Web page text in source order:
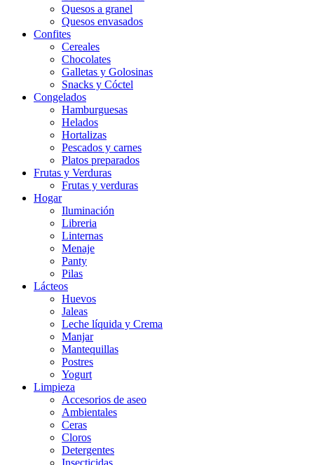
Quesos a granel
Quesos envasados
Confites
Cereales
Chocolates
Galletas y Golosinas
Snacks y Cóctel
Congelados
Hamburguesas
Helados
Hortalizas
Pescados y carnes
Platos preparados
Frutas y Verduras
Frutas y verduras
Hogar
Iluminación
Libreria
Linternas
Menaje
Panty
Pilas
Lácteos
Huevos
Jaleas
Leche líquida y Crema
Manjar
Mantequillas
Postres
Yogurt
Limpieza
Accesorios de aseo
Ambientales
Ceras
Cloros
Detergentes
Insecticidas